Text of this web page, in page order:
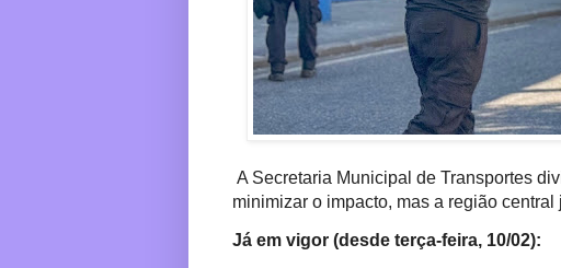
A Secretaria Municipal de Transportes
minimizar o impacto, mas a região
Já em vigor (desde terça-feira, 10/02):